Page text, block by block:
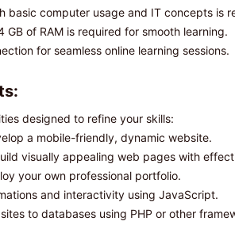
basic computer usage and IT concepts is
GB of RAM is required for smooth learning.
for seamless online learning sessions.
designed to refine your skills:
a mobile-friendly, dynamic website.
visually appealing web pages with
your own professional portfolio.
and interactivity using JavaScript.
to databases using PHP or other